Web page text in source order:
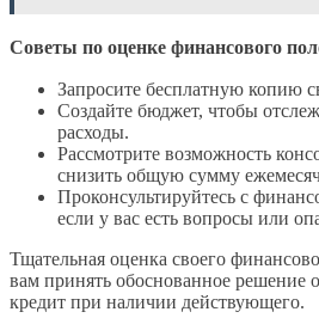
Советы по оценке финансового
Запросите бесплатную копию
Создайте бюджет, чтобы
расходы.
Рассмотрите возможность
снизить общую сумму
Проконсультируйтесь с
если у вас есть вопросы или
Тщательная оценка своего
вам принять обоснованное решение
кредит при наличии действующего.